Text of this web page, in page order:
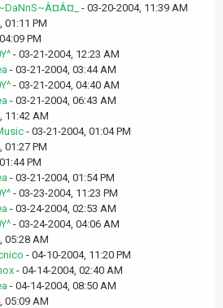
- 03-20-2004, 11:39 AM
01:11 PM
PM
- 03-21-2004, 12:23 AM
- 03-21-2004, 03:44 AM
- 03-21-2004, 04:40 AM
- 03-21-2004, 06:43 AM
11:42 AM
- 03-21-2004, 01:04 PM
01:27 PM
PM
- 03-21-2004, 01:54 PM
- 03-23-2004, 11:23 PM
- 03-24-2004, 02:53 AM
- 03-24-2004, 04:06 AM
05:28 AM
- 04-10-2004, 11:20 PM
- 04-14-2004, 02:40 AM
- 04-14-2004, 08:50 AM
05:09 AM